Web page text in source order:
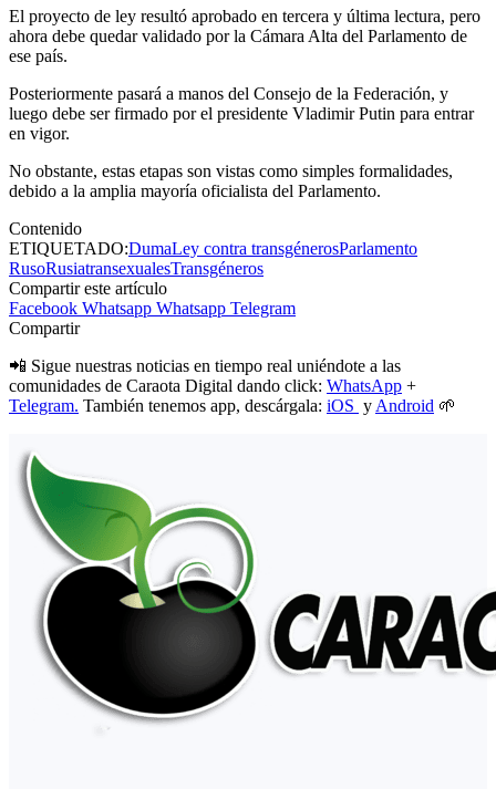
El proyecto de ley resultó aprobado en tercera y última lectura, pero
ahora debe quedar validado por la Cámara Alta del Parlamento de
ese país.
Posteriormente pasará a manos del Consejo de la Federación, y
luego debe ser firmado por el presidente Vladimir Putin para entrar
en vigor.
No obstante, estas etapas son vistas como simples formalidades,
debido a la amplia mayoría oficialista del Parlamento.
Contenido
ETIQUETADO:DumaLey contra transgénerosParlamento
RusoRusiatransexualesTransgéneros
Compartir este artículo
Facebook Whatsapp Whatsapp Telegram
Compartir
📲 Sigue nuestras noticias en tiempo real uniéndote a las
comunidades de Caraota Digital dando click: WhatsApp +
Telegram. También tenemos app, descárgala: iOS y Android 🌱